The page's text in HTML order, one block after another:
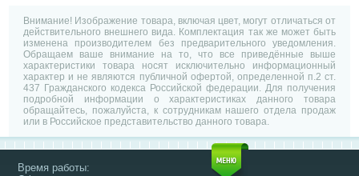
Внимание! Изображение товара, включая цвет, могут отличаться от
действительного внешнего вида. Комплектация так же может быть
изменена производителем без предварительного уведомления.
Обращаем ваше внимание на то, что все приведённые выше
характеристики товара носят исключительно информационный
характер и не являются публичной офертой, определенной п.2 ст.
437 Гражданского кодекса Российской федерации. Для получения
подробной информации о характеристиках данного товара
обращайтесь, пожалуйста, к сотрудникам нашего отдела продаж
или в Российское представительство данного товара.
Время работы: